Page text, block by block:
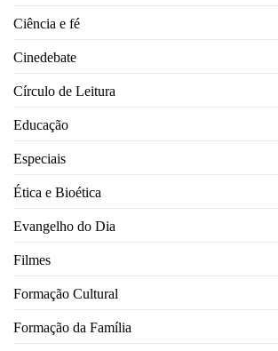
Ciência e fé
Cinedebate
Círculo de Leitura
Educação
Especiais
Ética e Bioética
Evangelho do Dia
Filmes
Formação Cultural
Formação da Família